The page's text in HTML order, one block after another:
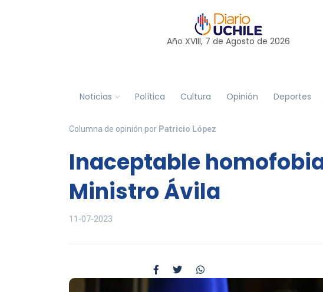
Año XVIII, 7 de Agosto de 2026
Noticias Política Cultura Opinión Deportes
Columna de opinión por Patricio López
Inaceptable
Ministro Ávila
11-07-2023